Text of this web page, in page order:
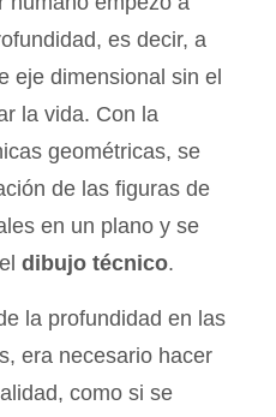
es decir, a
eje dimensional sin el
la vida. Con la
geométricas, se
de las figuras de
en un plano y se
dibujo técnico.
la profundidad en las
era necesario hacer
como si se